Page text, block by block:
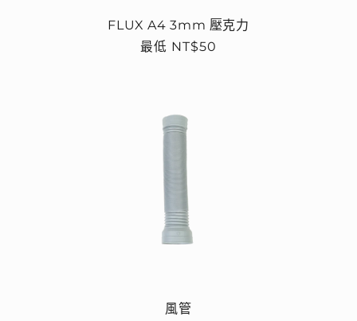
FLUX A4 3mm 壓克力
定
最低 NT$50
風管